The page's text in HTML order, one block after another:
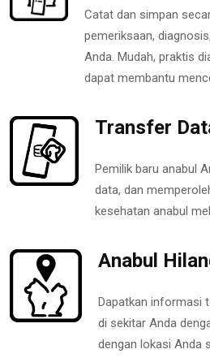
Catat dan simpan
pemeriksaan,
Anda. Mudah, praktis
dapat membantu
Transfer
Pemilik baru anabul
data, dan
kesehatan anabul
Anabul
Dapatkan informasi
di sekitar Anda
dengan lokasi Anda